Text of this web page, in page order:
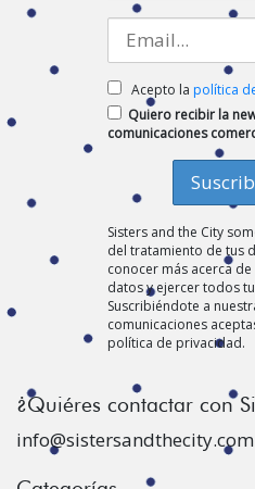
Acepto la política
Quiero recibir la
comunicaciones
Sisters and the City
del tratamiento de tus
conocer más acerca
datos y ejercer todos
Suscribiéndote a
comunicaciones
política de privacidad.
¿Quiéres contactar con
info@sistersandthecity.com